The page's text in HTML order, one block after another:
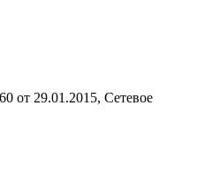
от 29.01.2015, Сетевое